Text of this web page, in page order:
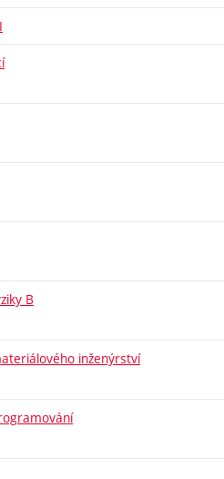
B
inženýrství